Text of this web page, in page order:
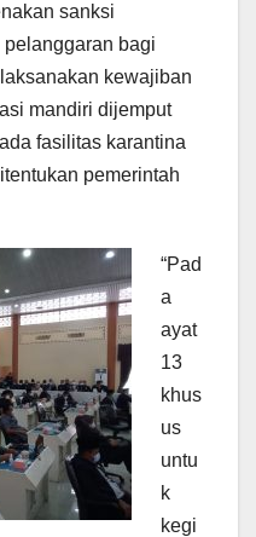
sanksi
bagi
kewajiban
mandiri dijemput
fasilitas karantina
pemerintah
“Pad
a
ayat
13
khus
us
untu
k
kegi